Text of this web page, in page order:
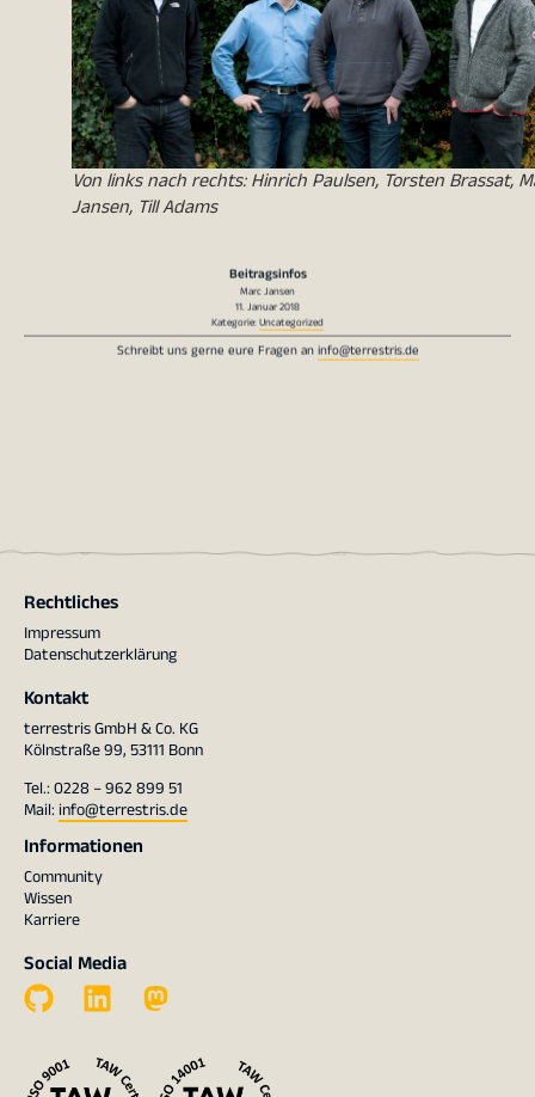
Von links nach rechts: Hinrich Paulsen, Torsten Brassat,
Jansen, Till Adams
Marc Jansen
11. Januar 2018
Kategorie:Uncategorized
Schreibt uns gerne eure Fragen aninfo@terrestris.de
Rechtliches
Impressum
Datenschutzerklärung
Kontakt
terrestris GmbH & Co. KG
Kölnstraße 99, 53111 Bonn
Tel.: 0228 – 962 899 51
Mail: info@terrestris.de
Informationen
Community
Wissen
Karriere
Social Media